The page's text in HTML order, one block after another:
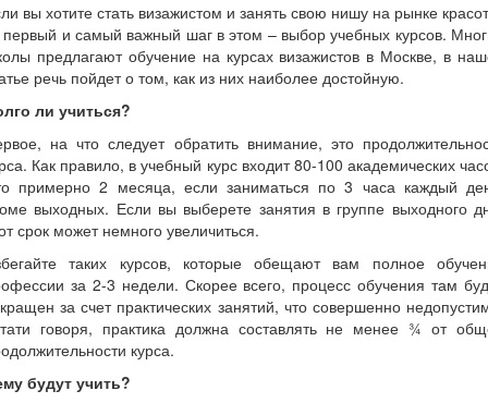
вы хотите стать визажистом и занять свою нишу на рынке
первый и самый важный шаг в этом – выбор учебных курсов.
предлагают обучение на курсах визажистов в Москве, в
речь пойдет о том, как из них наиболее достойную.
ли учиться?
на что следует обратить внимание, это
Как правило, в учебный курс входит 80-100 академических
примерно 2 месяца, если заниматься по 3 часа каждый
выходных. Если вы выберете занятия в группе выходного
срок может немного увеличиться.
таких курсов, которые обещают вам полное
за 2-3 недели. Скорее всего, процесс обучения там
за счет практических занятий, что совершенно
говоря, практика должна составлять не менее ¾ от
курса.
будут учить?